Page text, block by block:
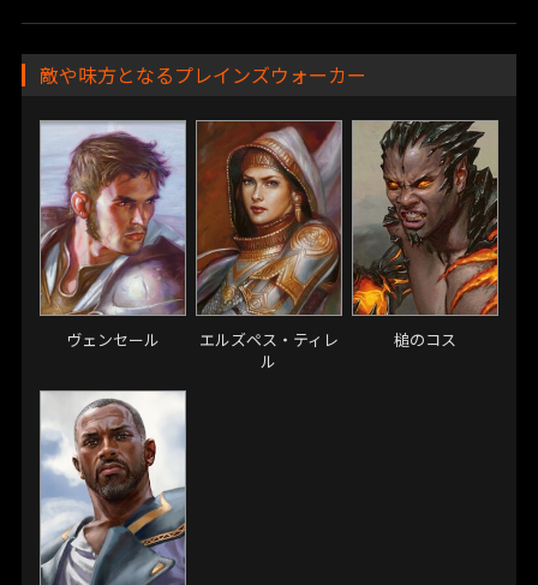
アージェンタムの運命と友人の死を悲しみながらも、カーンは
再び多元宇宙を旅し、汚染を絶つべく自分の足跡をたどり、そ
の源を見つけ出そうとしています。
敵や味方となるプレインズウォーカー
ヴェンセール
エルズペス・ティレ
ル
槌のコス